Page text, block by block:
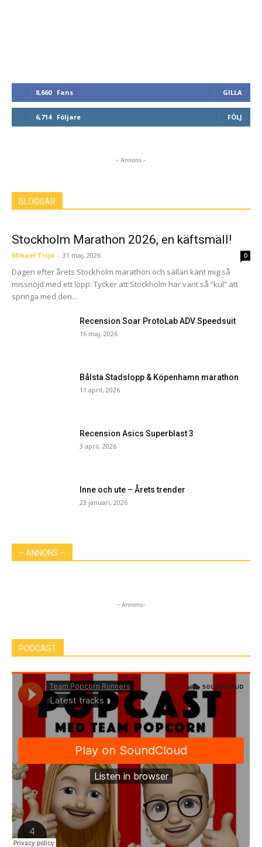
8,660 Fans GILLA
6,714 Följare FÖLJ
- Annons -
BLOGGAR
Stockholm Marathon 2026, en käftsmäll!
Mikael Tisjö - 31 maj, 2026 0
Dagen efter årets Stockholm marathon och sällan känt mig så
missnöjd med ett lopp. Tycker att Stockholm har varit så ”kul” att
springa med den...
Recension Soar ProtoLab ADV Speedsuit
16 maj, 2026
Bålsta Stadslopp & Köpenhamn marathon
11 april, 2026
Recension Asics Superblast 3
3 april, 2026
Inne och ute – Årets trender
23 januari, 2026
– ANNONS –
- Annons-
PODCAST